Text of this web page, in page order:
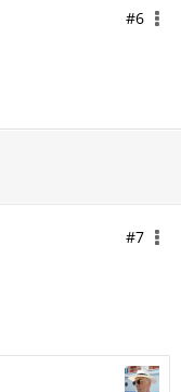
#6
#7